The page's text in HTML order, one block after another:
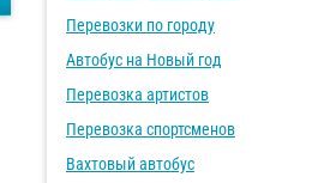
Перевозки по городу
Автобус на Новый год
Перевозка артистов
Перевозка спортсменов
Вахтовый автобус